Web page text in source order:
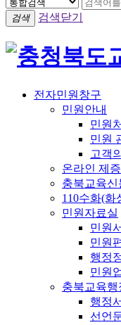
검색 검색닫기
전자민원창구
민원안내
민원
민원
고객
온라인 제
충북교육신
110수화(화
민원자료실
민원
민원
행정
민원
충북교육
행정
선언